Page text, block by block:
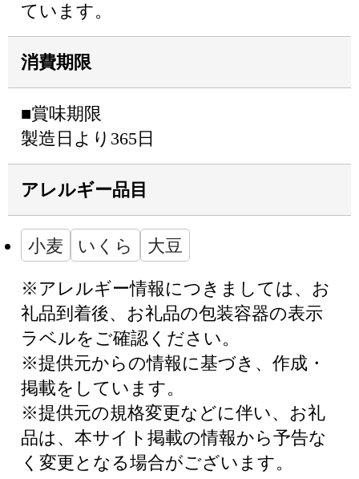
ています。
消費期限
■賞味期限
製造日より365日
アレルギー品目
小麦 いくら 大豆
※アレルギー情報につきましては、お
礼品到着後、お礼品の包装容器の表示
ラベルをご確認ください。
※提供元からの情報に基づき、作成・
掲載をしています。
※提供元の規格変更などに伴い、お礼
品は、本サイト掲載の情報から予告な
く変更となる場合がございます。